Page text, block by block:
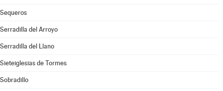
Sequeros
Serradilla del Arroyo
Serradilla del Llano
Sieteiglesias de Tormes
Sobradillo